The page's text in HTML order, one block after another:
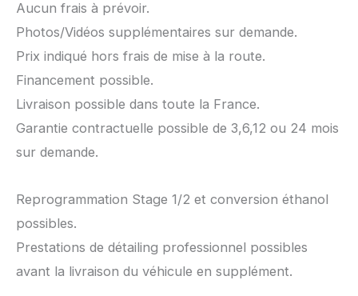
Aucun frais à prévoir.
Photos/Vidéos supplémentaires sur demande.
Prix indiqué hors frais de mise à la route.
Financement possible.
Livraison possible dans toute la France.
Garantie contractuelle possible de 3,6,12 ou 24 mois
sur demande.
Reprogrammation Stage 1/2 et conversion éthanol
possibles.
Prestations de détailing professionnel possibles
avant la livraison du véhicule en supplément.